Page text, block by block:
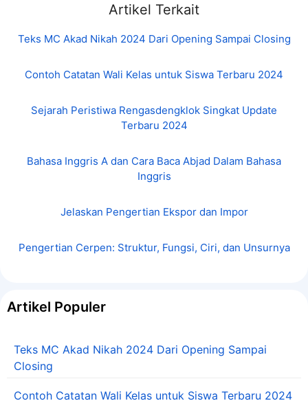
Artikel Terkait
Teks MC Akad Nikah 2024 Dari Opening Sampai Closing
Contoh Catatan Wali Kelas untuk Siswa Terbaru 2024
Sejarah Peristiwa Rengasdengklok Singkat Update
Terbaru 2024
Bahasa Inggris A dan Cara Baca Abjad Dalam Bahasa
Inggris
Jelaskan Pengertian Ekspor dan Impor
Pengertian Cerpen: Struktur, Fungsi, Ciri, dan Unsurnya
Artikel Populer
Teks MC Akad Nikah 2024 Dari Opening Sampai
Closing
Contoh Catatan Wali Kelas untuk Siswa Terbaru 2024